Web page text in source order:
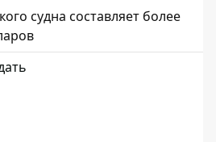
судна составляет более